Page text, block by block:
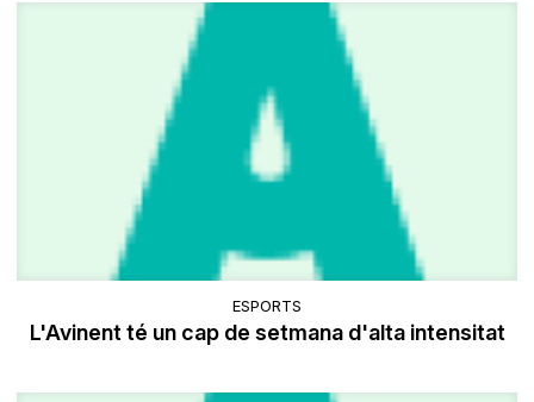
ESPORTS
L'Avinent té un cap de setmana d'alta intensitat